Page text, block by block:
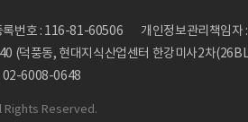
록번호 : 116-81-60506
개인정보관리책임
(덕풍동, 현대지식산업센터 한강미사2차
02-6008-0648
Rights Reserved.